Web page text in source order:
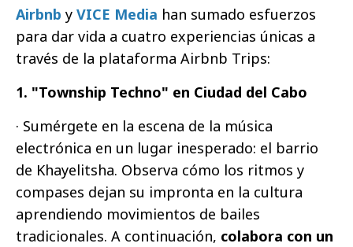
Airbnb y VICE Media han sumado esfuerzos
para dar vida a cuatro experiencias únicas a
través de la plataforma Airbnb Trips:
1. "Township Techno" en Ciudad del Cabo
· Sumérgete en la escena de la música
electrónica en un lugar inesperado: el barrio
de Khayelitsha. Observa cómo los ritmos y
compases dejan su impronta en la cultura
aprendiendo movimientos de bailes
tradicionales. A continuación, colabora con un